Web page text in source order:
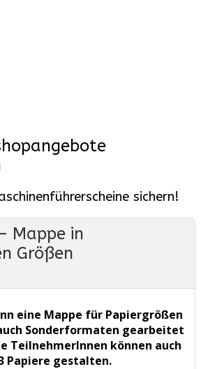
sichern!
Mappe in
Größen
eine Mappe für Papiergrößen
Sonderformaten gearbeitet
TeilnehmerInnen können auch
Papiere gestalten.